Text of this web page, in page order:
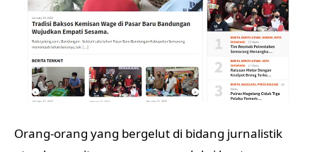
Orang-orang yang bergelut di bidang jurnalistik